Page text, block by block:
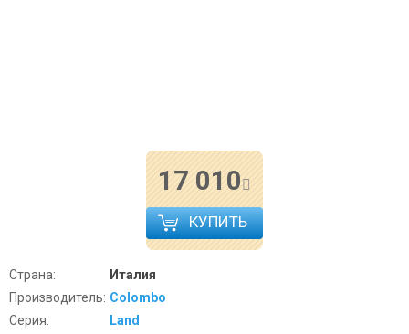
17 010
КУПИТЬ
Страна:
Италия
Производитель: Colombo
Серия:
Land